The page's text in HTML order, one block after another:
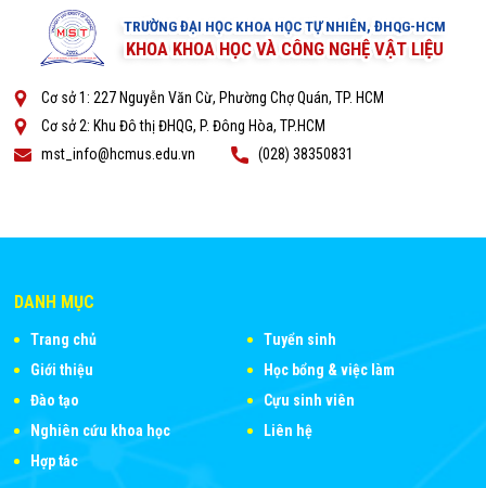
TRƯỜNG ĐẠI HỌC KHOA HỌC TỰ NHIÊN, ĐHQG-HCM
KHOA KHOA HỌC VÀ CÔNG NGHỆ VẬT LIỆU
Cơ sở 1: 227 Nguyễn Văn Cừ, Phường Chợ Quán, TP. HCM
Cơ sở 2: Khu Đô thị ĐHQG, P. Đông Hòa, TP.HCM
mst_info@hcmus.edu.vn
(028) 38350831
DANH MỤC
Trang chủ
Giới thiệu
Đào tạo
Nghiên cứu khoa học
Hợp tác
Tuyển sinh
Học bổng & việc làm
Cựu sinh viên
Liên hệ